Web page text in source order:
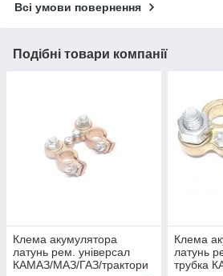
Всі умови повернення
Подібні товари компанії
Клема акумулятора
латунь рем. універсал
КАМАЗ/МАЗ/ГАЗ/трактори
Клема
латунь
трубка